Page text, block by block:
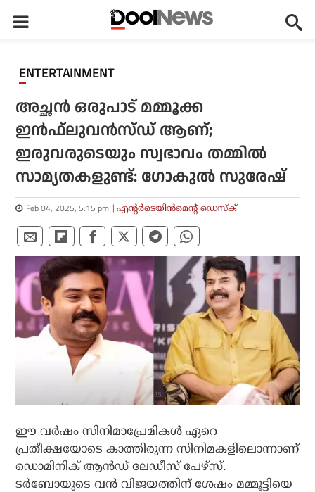
ENTERTAINMENT
അച്ഛന്‍ ഒരുപാട് മമ്മൂക്ക
ഇന്‍ഫ്‌ലുവന്‍സ്ഡ് ആണ്;
ഇരുവരുടെയും സ്വഭാവം തമ്മില്‍
സാമ്യതകളുണ്ട്: ഗോകുല്‍ സുരേഷ്
Feb 04, 2025, 5:15 pm എന്റര്‍ടെയിന്‍മെന്റ് ഡെസ്‌ക്
ഈ വര്‍ഷം സിനിമാപ്രേമികള്‍ ഏറെ
പ്രതീക്ഷയോടെ കാത്തിരുന്ന സിനിമകളിലൊന്നാണ്
ഡൊമിനിക് ആന്‍ഡ് ലേഡീസ് പേഴ്സ്.
ടര്‍ബോയുടെ വന്‍ വിജയത്തിന് ശേഷം മമ്മൂട്ടിയെ